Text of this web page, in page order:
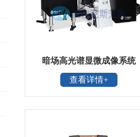
暗场高光谱显微成像系统
查看详情+